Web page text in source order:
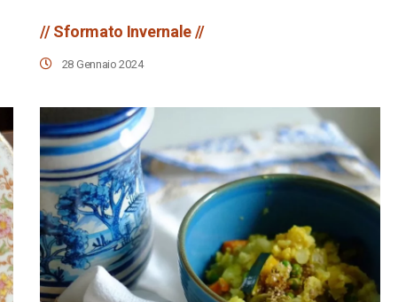
// Sformato Invernale //
28 Gennaio 2024